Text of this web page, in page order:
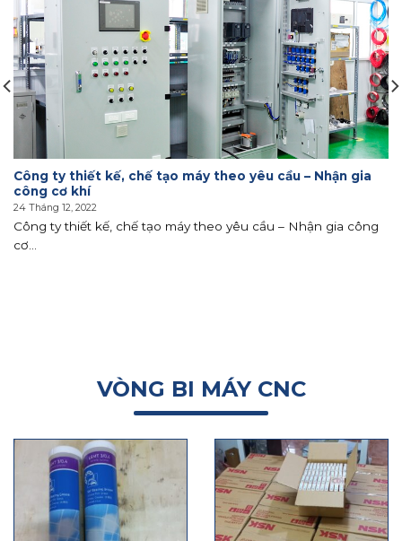
Công ty thiết kế, chế tạo máy theo yêu cầu – Nhận gia
công cơ khí
24 Tháng 12, 2022
Công ty thiết kế, chế tạo máy theo yêu cầu – Nhận gia công
cơ...
VÒNG BI MÁY CNC